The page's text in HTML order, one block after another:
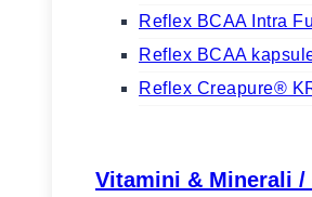
Reflex BCAA Intra
Reflex BCAA
Reflex Creapure®
Vitamini & Minerali /